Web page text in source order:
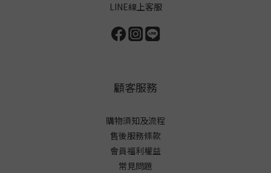
LINE線上客服
顧客服務
購物須知及流程
售後服務條款
會員福利權益
常見問題